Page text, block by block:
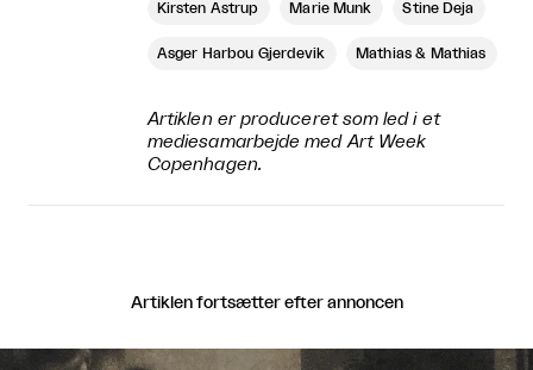
Kirsten Astrup Marie Munk Stine Deja
Asger Harbou Gjerdevik Mathias & Mathias
Artiklen er produceret som led i et
mediesamarbejde med Art Week
Copenhagen.
Artiklen fortsætter efter annoncen